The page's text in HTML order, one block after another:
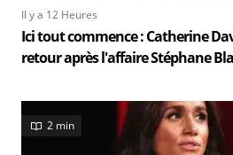
Il y a 12 Heures
Ici tout commence : Catherine
retour après l'affaire Stéphane
2 min